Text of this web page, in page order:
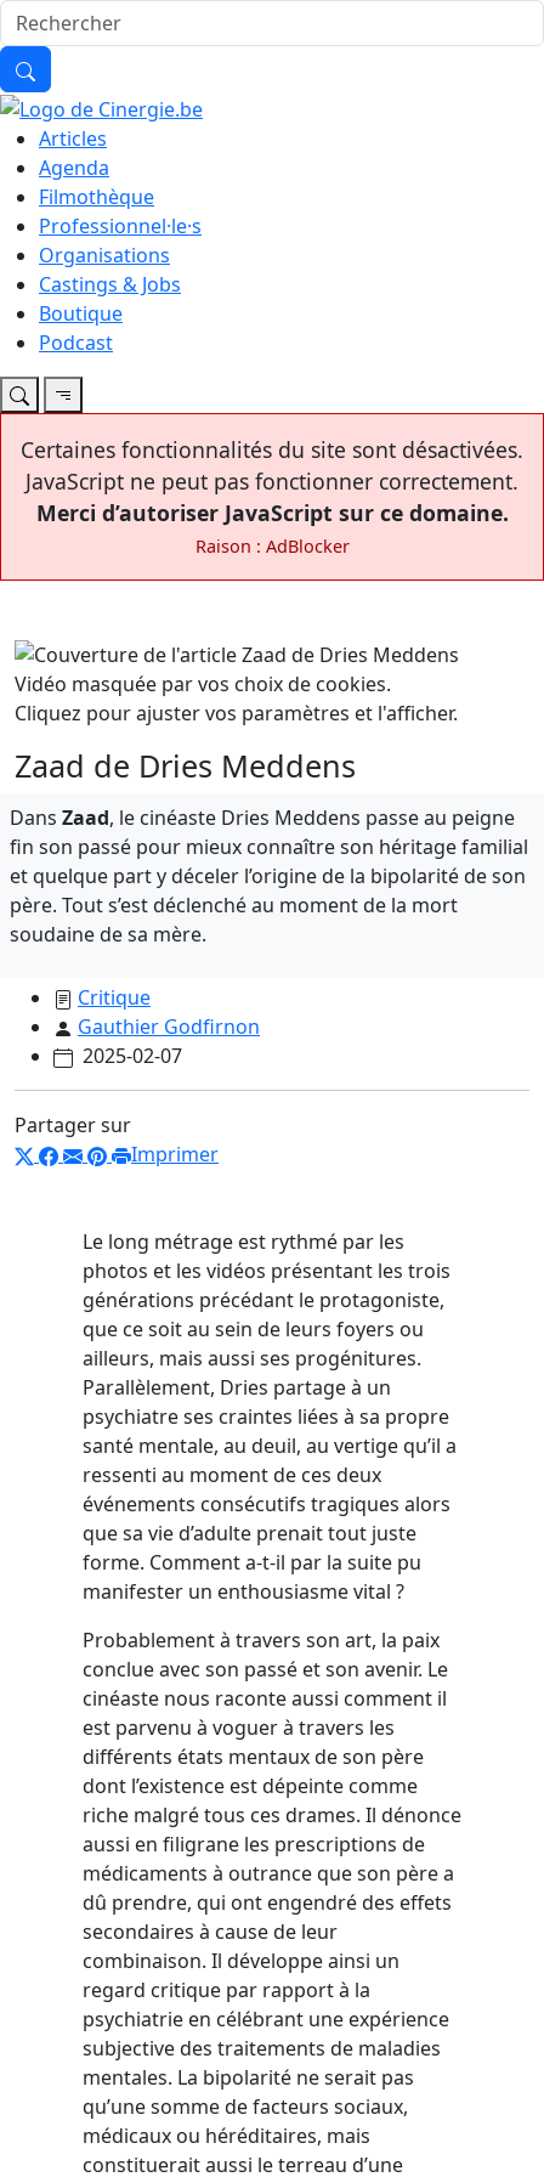
Articles
Agenda
Filmothèque
Professionnel·le·s
Organisations
Castings & Jobs
Boutique
Podcast
Certaines fonctionnalités du site sont désactivées.
JavaScript ne peut pas fonctionner correctement.
Merci d’autoriser JavaScript sur ce domaine.
Raison : AdBlocker
Vidéo masquée par vos choix de cookies.
Cliquez pour ajuster vos paramètres et l'afficher.
Zaad de Dries Meddens
Dans Zaad, le cinéaste Dries Meddens passe au peigne
fin son passé pour mieux connaître son héritage familial
et quelque part y déceler l’origine de la bipolarité de son
père. Tout s’est déclenché au moment de la mort
soudaine de sa mère.
Critique
Gauthier Godfirnon
2025-02-07
Partager sur
Imprimer
Le long métrage est rythmé par les
photos et les vidéos présentant les trois
générations précédant le protagoniste,
que ce soit au sein de leurs foyers ou
ailleurs, mais aussi ses progénitures.
Parallèlement, Dries partage à un
psychiatre ses craintes liées à sa propre
santé mentale, au deuil, au vertige qu’il a
ressenti au moment de ces deux
événements consécutifs tragiques alors
que sa vie d’adulte prenait tout juste
forme. Comment a-t-il par la suite pu
manifester un enthousiasme vital ?
Probablement à travers son art, la paix
conclue avec son passé et son avenir. Le
cinéaste nous raconte aussi comment il
est parvenu à voguer à travers les
différents états mentaux de son père
dont l’existence est dépeinte comme
riche malgré tous ces drames. Il dénonce
aussi en filigrane les prescriptions de
médicaments à outrance que son père a
dû prendre, qui ont engendré des effets
secondaires à cause de leur
combinaison. Il développe ainsi un
regard critique par rapport à la
psychiatrie en célébrant une expérience
subjective des traitements de maladies
mentales. La bipolarité ne serait pas
qu’une somme de facteurs sociaux,
médicaux ou héréditaires, mais
constituerait aussi le terreau d’une